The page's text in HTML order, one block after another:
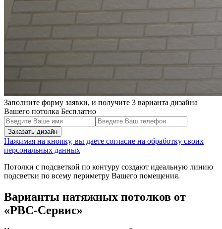
Заполните форму заявки, и получите 3 варианта дизайна
Вашего потолка Бесплатно
Нажимая на кнопку, вы даете согласие на обработку своих
персональных данных
Потолки с подсветкой по контуру создают идеальную линию
подсветки по всему периметру Вашего помещения.
Варианты натяжных потолков от
«РВС-Сервис»